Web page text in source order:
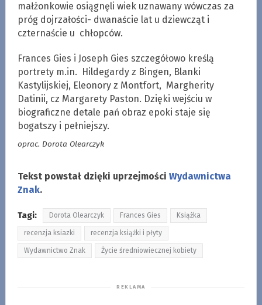
małżonkowie osiągnęli wiek uznawany wówczas za
próg dojrzałości- dwanaście lat u dziewcząt i
czternaście u chłopców.
Frances Gies i Joseph Gies szczegółowo kreślą
portrety m.in. Hildegardy z Bingen, Blanki
Kastylijskiej, Eleonory z Montfort, Margherity
Datinii, cz Margarety Paston. Dzięki wejściu w
biograficzne detale pań obraz epoki staje się
bogatszy i pełniejszy.
oprac. Dorota Olearczyk
Tekst powstał dzięki uprzejmości Wydawnictwa
Znak.
Tagi: Dorota Olearczyk Frances Gies Książka
recenzja ksiazki recenzja książki i płyty
Wydawnictwo Znak Życie średniowiecznej kobiety